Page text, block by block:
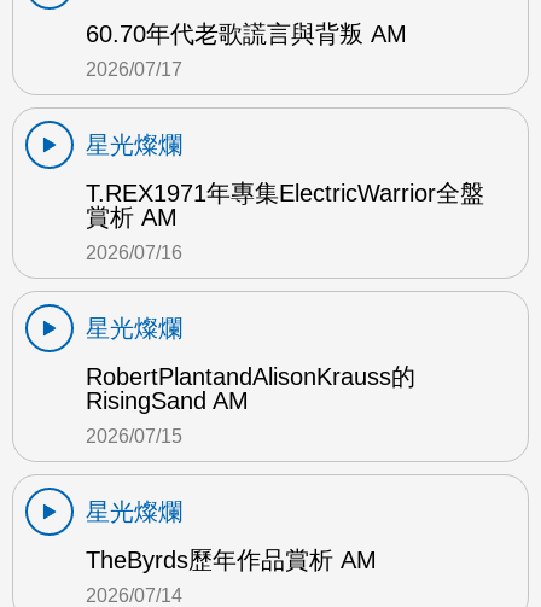
60.70年代老歌謊言與背叛 AM
2026/07/17
星光燦爛
T.REX1971年專集ElectricWarrior全盤
賞析 AM
2026/07/16
星光燦爛
RobertPlantandAlisonKrauss的
RisingSand AM
2026/07/15
星光燦爛
TheByrds歷年作品賞析 AM
2026/07/14